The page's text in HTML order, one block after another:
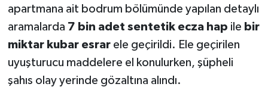
apartmana ait bodrum bölümünde yapılan detaylı
aramalarda 7 bin adet sentetik ecza hap ile bir
miktar kubar esrarele geçirildi. Ele geçirilen
uyuşturucu maddelere el konulurken, şüpheli
şahıs olay yerinde gözaltına alındı.